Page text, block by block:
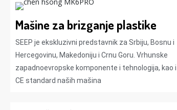
Mašine za brizganje plastike​
SEEP je ekskluzivni predstavnik za Srbiju, Bosnu i
Hercegovinu, Makedoniju i Crnu Goru. Vrhunske
zapadnoevropske komponente i tehnologija, kao i
CE standard naših mašina